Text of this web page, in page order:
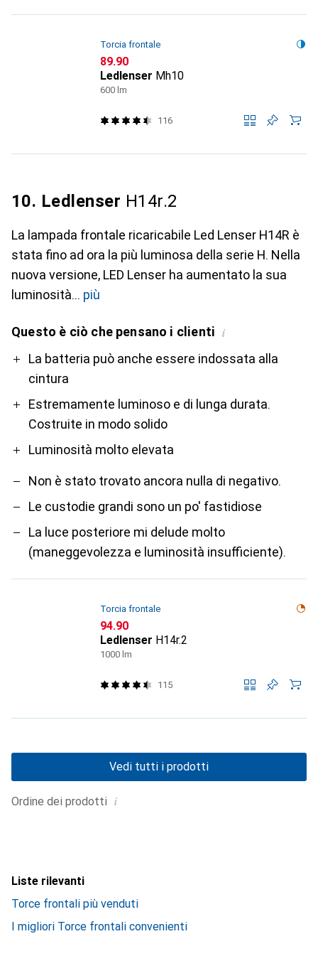
Torcia frontale
CHF
89.90
Ledlenser Mh10
600 lm
116
10. Ledlenser H14r.2
La lampada frontale ricaricabile Led Lenser H14R è
stata fino ad ora la più luminosa della serie H. Nella
nuova versione, LED Lenser ha aumentato la sua
luminosità
più
Questo è ciò che pensano i clienti i
ProLa batteria può anche essere indossata alla
cintura
Estremamente luminoso e di lunga durata.
Costruite in modo solido
Luminosità molto elevata
Contro
Non è stato trovato ancora nulla di negativo.
Le custodie grandi sono un po' fastidiose
La luce posteriore mi delude molto
(maneggevolezza e luminosità insufficiente).
Torcia frontale
CHF
94.90
Ledlenser H14r.2
1000 lm
115
Ordine dei prodotti i
Vedi tutti i prodotti
Liste rilevanti
Torce frontali più venduti
I migliori Torce frontali convenienti